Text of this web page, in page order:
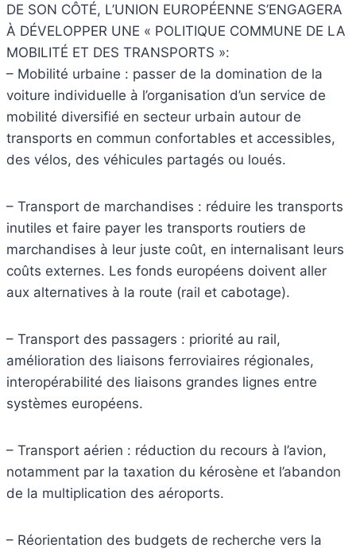
DE SON CÔTÉ, L’UNION EUROPÉENNE S’ENGAGERA
À DÉVELOPPER UNE « POLITIQUE COMMUNE DE LA
MOBILITÉ ET DES TRANSPORTS »:
– Mobilité urbaine : passer de la domination de la
voiture individuelle à l’organisation d’un service de
mobilité diversifié en secteur urbain autour de
transports en commun confortables et accessibles,
des vélos, des véhicules partagés ou loués.
– Transport de marchandises : réduire les transports
inutiles et faire payer les transports routiers de
marchandises à leur juste coût, en internalisant leurs
coûts externes. Les fonds européens doivent aller
aux alternatives à la route (rail et cabotage).
– Transport des passagers : priorité au rail,
amélioration des liaisons ferroviaires régionales,
interopérabilité des liaisons grandes lignes entre
systèmes européens.
– Transport aérien : réduction du recours à l’avion,
notamment par la taxation du kérosène et l’abandon
de la multiplication des aéroports.
– Réorientation des budgets de recherche vers la